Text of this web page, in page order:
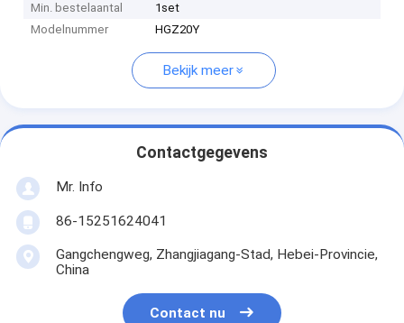
Min. bestelaantal
1set
Modelnummer
HGZ20Y
Bekijk meer
Contactgegevens
Mr. Info
86-15251624041
Gangchengweg, Zhangjiagang-Stad, Hebei-Provincie,
China
Contact nu